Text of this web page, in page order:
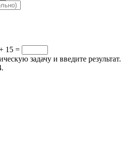
15 =
задачу и введите результат.